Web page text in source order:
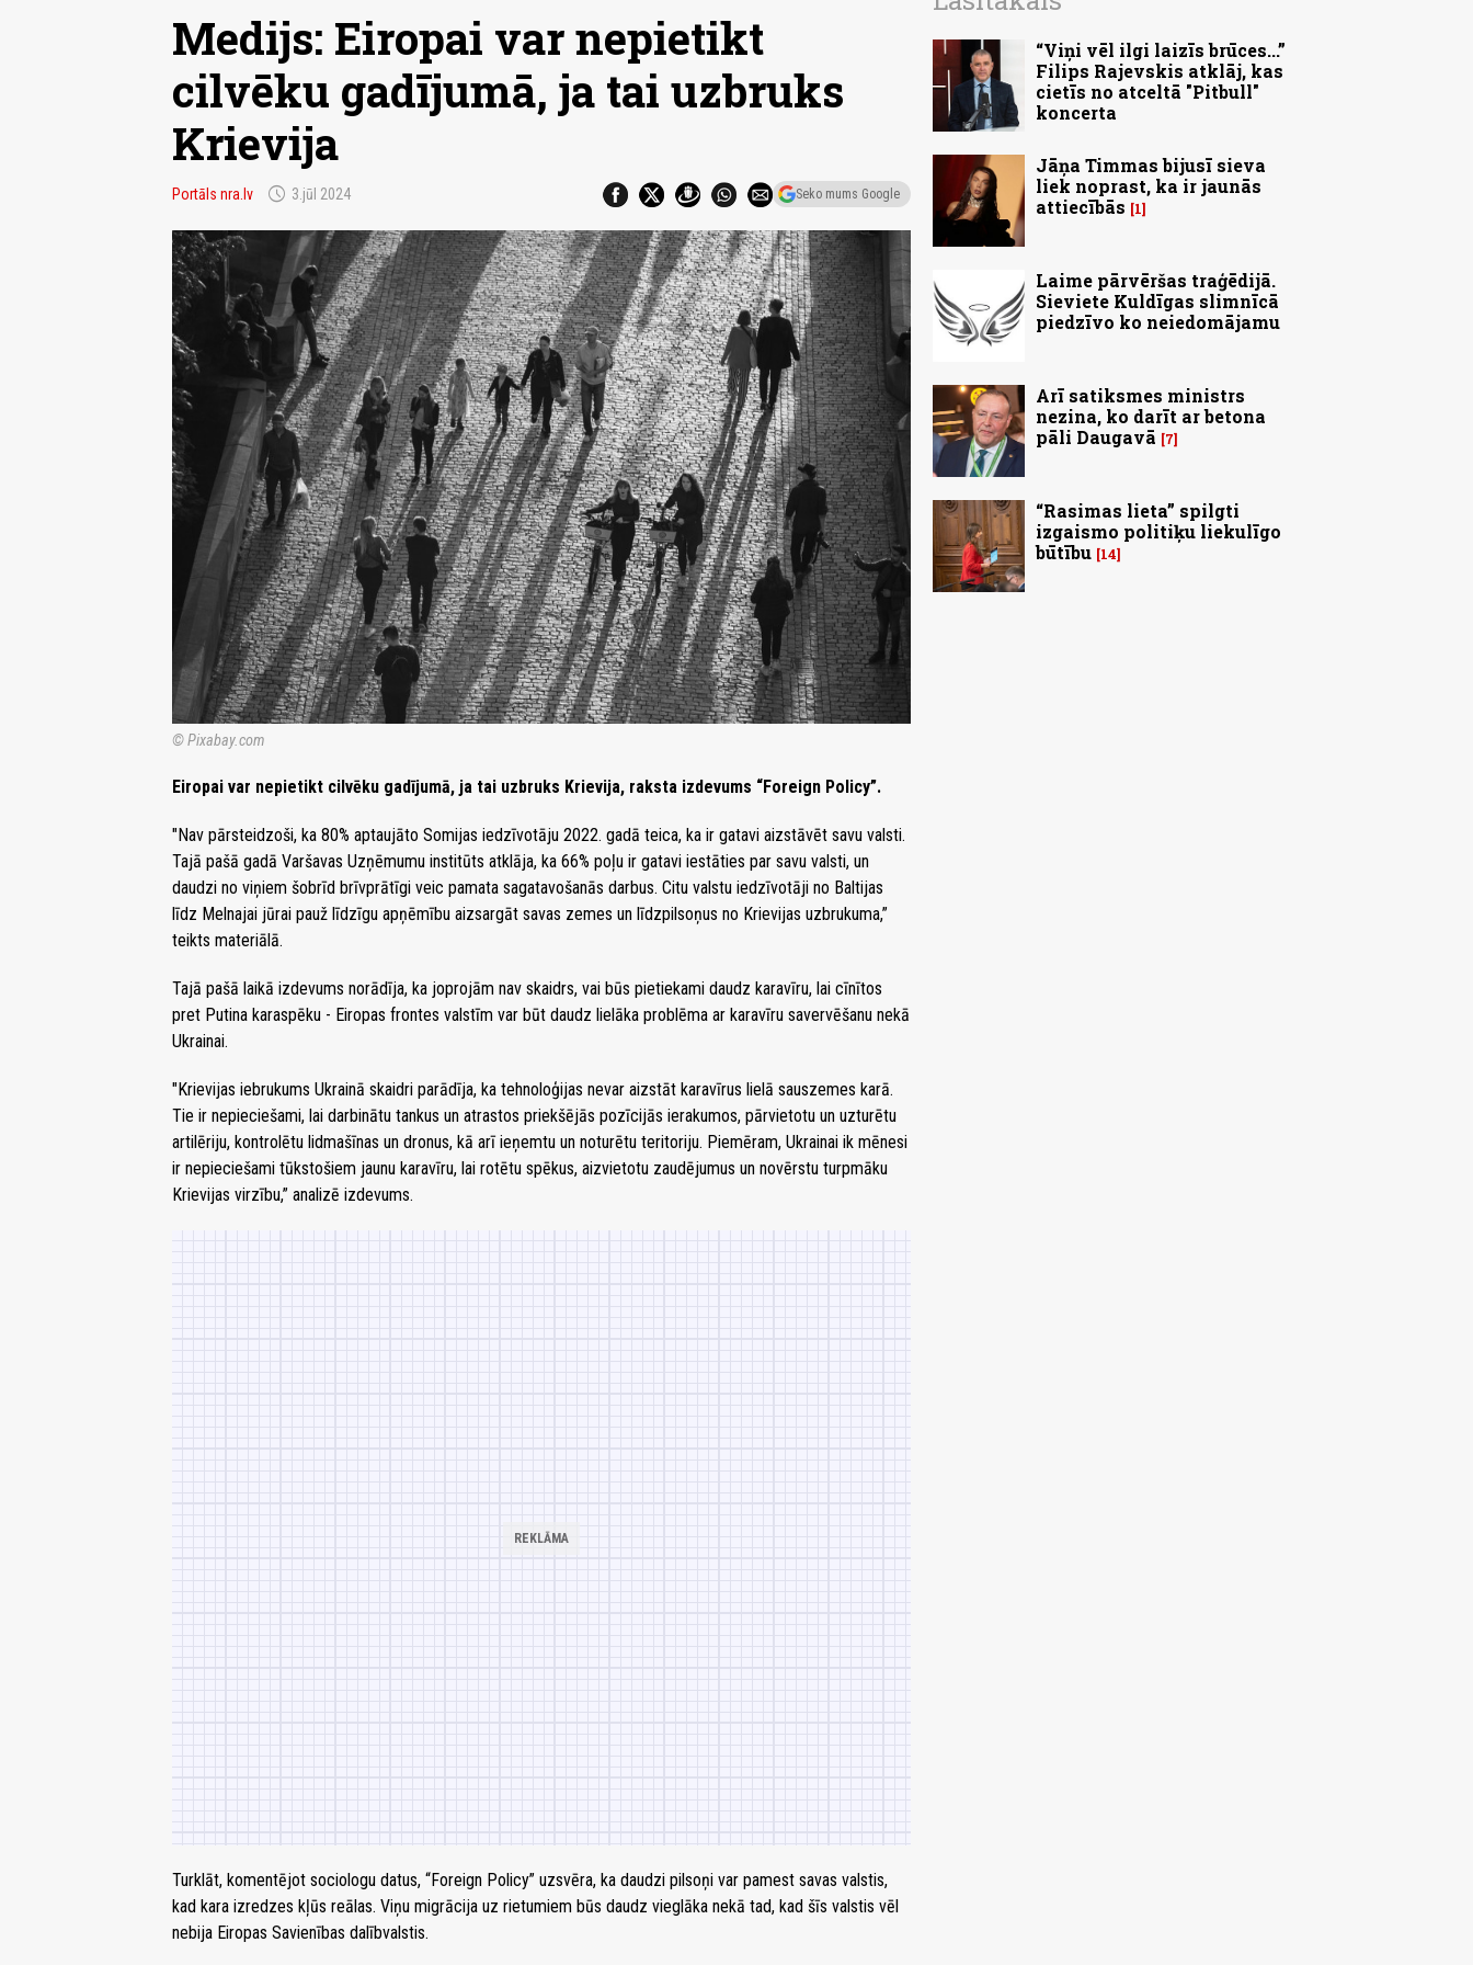
Medijs: Eiropai var nepietikt
cilvēku gadījumā, ja tai uzbruks
Krievija
Portāls nra.lv schedule 3.jūl 2024 Seko mums Google
© Pixabay.com
Eiropai var nepietikt cilvēku gadījumā, ja tai uzbruks Krievija, raksta izdevums “Foreign Policy”.
"Nav pārsteidzoši, ka 80% aptaujāto Somijas iedzīvotāju 2022. gadā teica, ka ir gatavi aizstāvēt savu valsti.
Tajā pašā gadā Varšavas Uzņēmumu institūts atklāja, ka 66% poļu ir gatavi iestāties par savu valsti, un
daudzi no viņiem šobrīd brīvprātīgi veic pamata sagatavošanās darbus. Citu valstu iedzīvotāji no Baltijas
līdz Melnajai jūrai pauž līdzīgu apņēmību aizsargāt savas zemes un līdzpilsoņus no Krievijas uzbrukuma,”
teikts materiālā.
Tajā pašā laikā izdevums norādīja, ka joprojām nav skaidrs, vai būs pietiekami daudz karavīru, lai cīnītos
pret Putina karaspēku - Eiropas frontes valstīm var būt daudz lielāka problēma ar karavīru savervēšanu nekā
Ukrainai.
"Krievijas iebrukums Ukrainā skaidri parādīja, ka tehnoloģijas nevar aizstāt karavīrus lielā sauszemes karā.
Tie ir nepieciešami, lai darbinātu tankus un atrastos priekšējās pozīcijās ierakumos, pārvietotu un uzturētu
artilēriju, kontrolētu lidmašīnas un dronus, kā arī ieņemtu un noturētu teritoriju. Piemēram, Ukrainai ik mēnesi
ir nepieciešami tūkstošiem jaunu karavīru, lai rotētu spēkus, aizvietotu zaudējumus un novērstu turpmāku
Krievijas virzību,” analizē izdevums.
Turklāt, komentējot sociologu datus, “Foreign Policy” uzsvēra, ka daudzi pilsoņi var pamest savas valstis,
kad kara izredzes kļūs reālas. Viņu migrācija uz rietumiem būs daudz vieglāka nekā tad, kad šīs valstis vēl
nebija Eiropas Savienības dalībvalstis.
“Viņi vēl ilgi laizīs brūces...”
Filips Rajevskis atklāj, kas
cietīs no atceltā "Pitbull"
koncerta
Jāņa Timmas bijusī sieva
liek noprast, ka ir jaunās
attiecībās
1
Laime pārvēršas traģēdijā.
Sieviete Kuldīgas slimnīcā
piedzīvo ko neiedomājamu
Arī satiksmes ministrs
nezina, ko darīt ar betona
pāli Daugavā
7
“Rasimas lieta” spilgti
izgaismo politiķu liekulīgo
būtību 14